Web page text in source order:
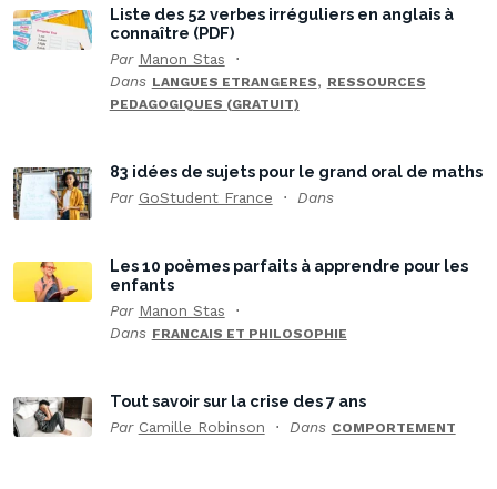
Liste des 52 verbes irréguliers en anglais à
connaître (PDF)
Par Manon Stas
Dans LANGUES ETRANGERES, RESSOURCES
PEDAGOGIQUES (GRATUIT)
83 idées de sujets pour le grand oral de maths
Par GoStudent France Dans
Les 10 poèmes parfaits à apprendre pour les
enfants
Par Manon Stas
Dans FRANCAIS ET PHILOSOPHIE
Tout savoir sur la crise des 7 ans
Par Camille Robinson Dans COMPORTEMENT